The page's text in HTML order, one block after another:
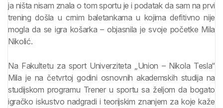
ja ništa nisam znala o tom sportu je i podatak da sam na prvi
trening došla u crnim baletankama u kojima defitivno nije
mogla da se igra košarka – objasnila je svoje početke Mila
Nikolić.
Na Fakultetu za sport Univerziteta „Union – Nikola Tesla“
Mila je na četvrtoj godini osnovnih akademskih studija na
studijskom programu Trener u sportu sa željom da bogato
igračko iskustvo nadgradi i teorijskim znanjem za koje kaže